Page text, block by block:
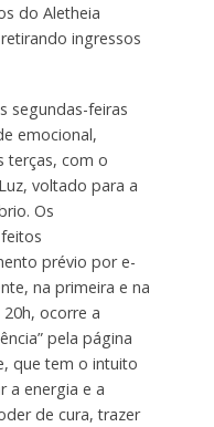
do Aletheia
ingressos
segundas-feiras
emocional,
terças, com o
voltado para a
Os
prévio por e-
na primeira e na
ocorre a
pela página
que tem o intuito
a energia e a
de cura, trazer